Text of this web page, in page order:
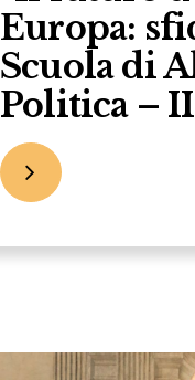
Europa:
Scuola di
Politica –